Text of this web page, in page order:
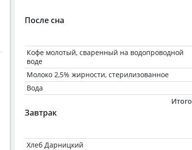
После сна
Кофе молотый, сваренный на водопроводной
воде
Молоко 2,5% жирности, стерилизованное
Вода
Итого
Завтрак
Хлеб Дарницкий